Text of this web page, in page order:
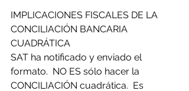
IMPLICACIONES FISCALES DE LA
CONCILIACIÓN BANCARIA
CUADRÁTICA
SAT ha notificado y enviado el
formato.  NO ES sólo hacer la
CONCILIACIÓN cuadrática.  Es